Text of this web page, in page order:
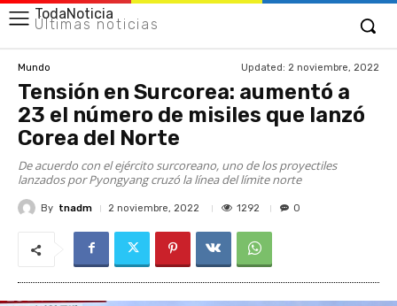
TodaNoticia
Últimas noticias
Mundo Updated: 2 noviembre, 2022
Tensión en Surcorea: aumentó a
23 el número de misiles que lanzó
Corea del Norte
De acuerdo con el ejército surcoreano, uno de los proyectiles
lanzados por Pyongyang cruzó la línea del límite norte
By tnadm 2 noviembre, 2022 1292 0